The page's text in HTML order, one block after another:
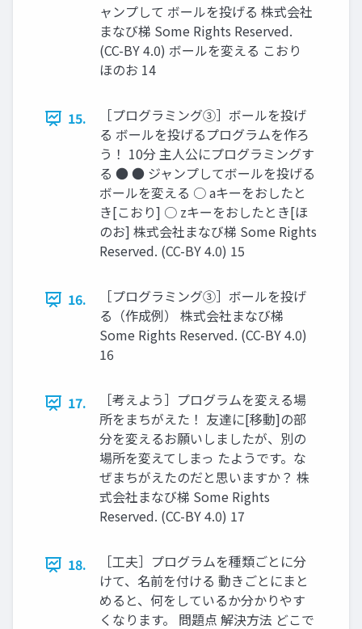
ャンプして ボールを投げる 株式会社
まなび梯 Some Rights Reserved.
(CC-BY 4.0) ボールを変える こおり
ほのお 14
15.
［プログラミング③］ボールを投げ
る ボールを投げるプログラムを作ろ
う！ 10分 主人公にプログラミングす
る ● ● ジャンプしてボールを投げる
ボールを変える ○ aキーをおしたと
き[こおり] ○ zキーをおしたとき[ほ
のお] 株式会社まなび梯 Some Rights
Reserved. (CC-BY 4.0) 15
16.
［プログラミング③］ボールを投げ
る（作成例） 株式会社まなび梯
Some Rights Reserved. (CC-BY 4.0)
16
17.
［考えよう］プログラムを変える場
所をまちがえた！ 友達に[移動]の部
分を変えるお願いしましたが、別の
場所を変えてしまっ たようです。な
ぜまちがえたのだと思いますか？ 株
式会社まなび梯 Some Rights
Reserved. (CC-BY 4.0) 17
18.
［工夫］プログラムを種類ごとに分
けて、名前を付ける 動きごとにまと
めると、何をしているか分かりやす
くなります。 問題点 解決方法 どこで